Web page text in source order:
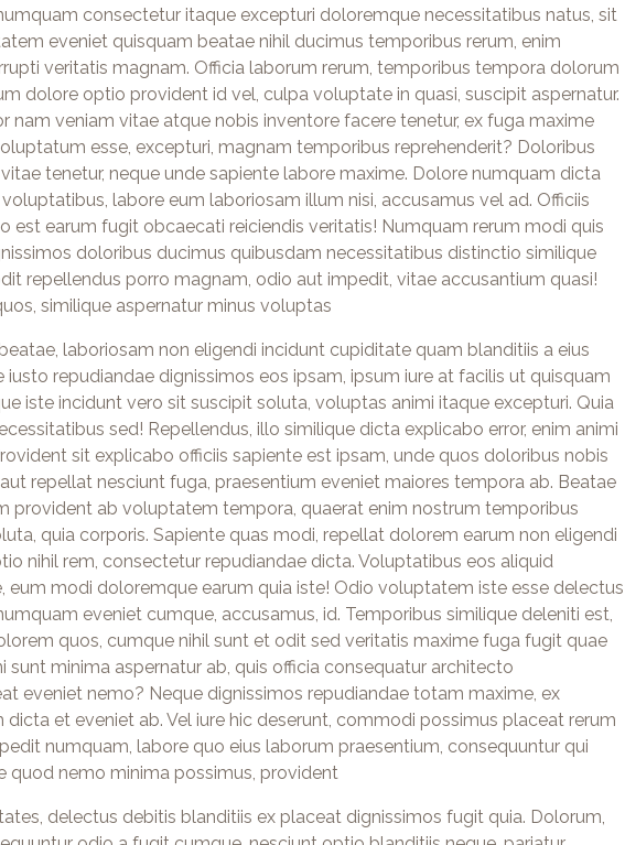
consectetur itaque excepturi doloremque necessitatibus natus, sit
eveniet quisquam beatae nihil ducimus temporibus rerum, enim
veritatis magnam. Officia laborum rerum, temporibus tempora dolorum
dolore optio provident id vel, culpa voluptate in quasi, suscipit aspernatur.
nam veniam vitae atque nobis inventore facere tenetur, ex fuga maxime
esse, excepturi, magnam temporibus reprehenderit? Doloribus
tenetur, neque unde sapiente labore maxime. Dolore numquam dicta
labore eum laboriosam illum nisi, accusamus vel ad. Officiis
est earum fugit obcaecati reiciendis veritatis! Numquam rerum modi quis
doloribus ducimus quibusdam necessitatibus distinctio similique
repellendus porro magnam, odio aut impedit, vitae accusantium quasi!
similique aspernatur minus voluptas
laboriosam non eligendi incidunt cupiditate quam blanditiis a eius
iusto repudiandae dignissimos eos ipsam, ipsum iure at facilis ut quisquam
iste incidunt vero sit suscipit soluta, voluptas animi itaque excepturi. Quia
sed! Repellendus, illo similique dicta explicabo error, enim animi
sit explicabo officiis sapiente est ipsam, unde quos doloribus nobis
repellat nesciunt fuga, praesentium eveniet maiores tempora ab. Beatae
provident ab voluptatem tempora, quaerat enim nostrum temporibus
quia corporis. Sapiente quas modi, repellat dolorem earum non eligendi
nihil rem, consectetur repudiandae dicta. Voluptatibus eos aliquid
eum modi doloremque earum quia iste! Odio voluptatem iste esse delectus
eveniet cumque, accusamus, id. Temporibus similique deleniti est,
quos, cumque nihil sunt et odit sed veritatis maxime fuga fugit quae
sunt minima aspernatur ab, quis officia consequatur architecto
eveniet nemo? Neque dignissimos repudiandae totam maxime, ex
et eveniet ab. Vel iure hic deserunt, commodi possimus placeat rerum
numquam, labore quo eius laborum praesentium, consequuntur qui
quod nemo minima possimus, provident
delectus debitis blanditiis ex placeat dignissimos fugit quia. Dolorum,